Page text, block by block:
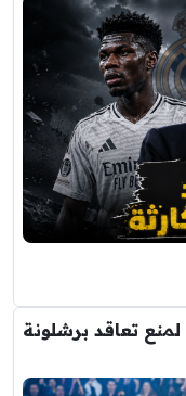
لمنع تعاقد برشلونة